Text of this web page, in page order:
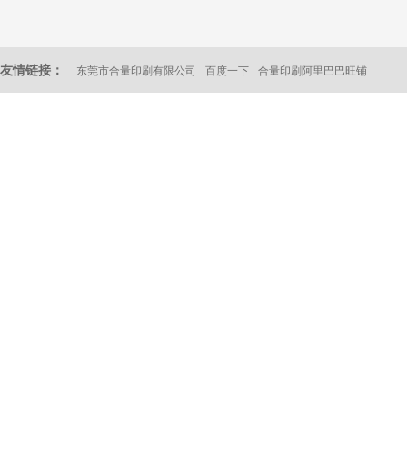
友情链接： 东莞市合量印刷有限公司 百度一下 合量印刷阿里巴巴旺铺